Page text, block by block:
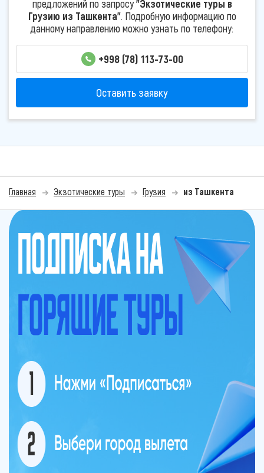
предложений по запросу"Экзотические туры в
Грузию из Ташкента". Подробную информацию по
данному направлению можно узнать по телефону:
+998 (78) 113-73-00
Оставить заявку
Главная Экзотические туры Грузия из Ташкента